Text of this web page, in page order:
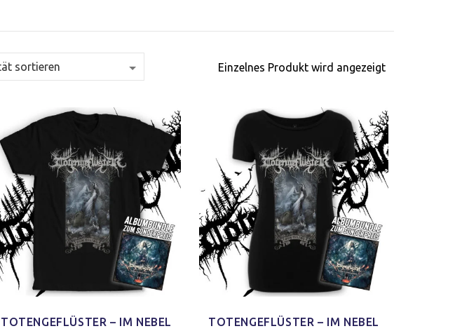
Einzelnes Produkt wird angezeigt
TOTENGEFLÜSTER – IM NEBEL
TOTENGEFLÜSTER – IM NEBEL